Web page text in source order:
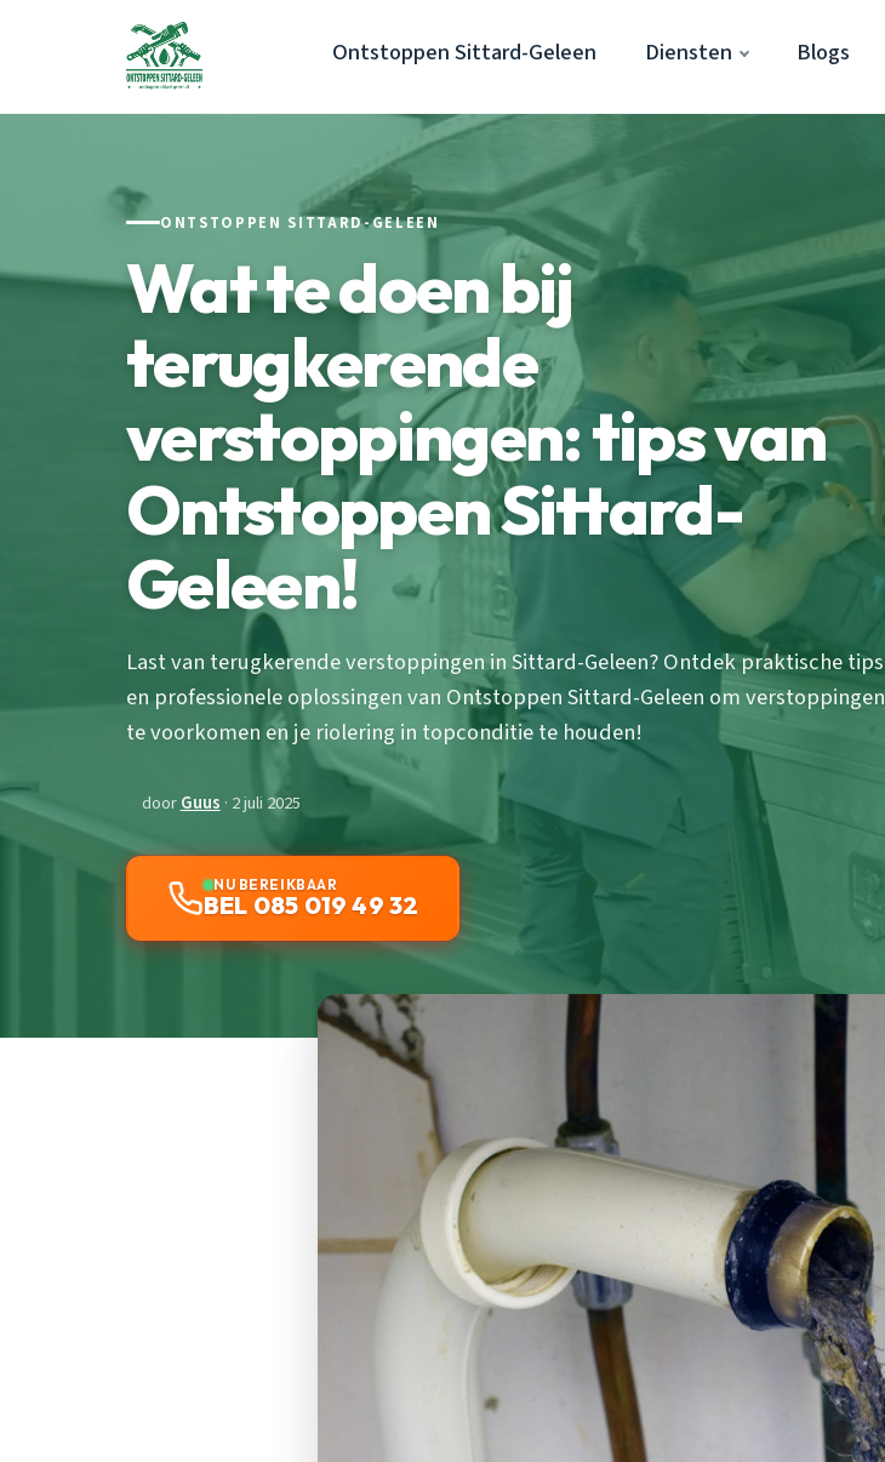
Ontstoppen Sittard-Geleen Diensten Blogs
ONTSTOPPEN SITTARD-GELEEN
Wat te doen bij
terugkerende
verstoppingen: tips van
Ontstoppen Sittard-
Geleen!
Last van terugkerende verstoppingen in Sittard-Geleen? Ontdek praktische tips
en professionele oplossingen van Ontstoppen Sittard-Geleen om verstoppingen
te voorkomen en je riolering in topconditie te houden!
doorGuus · 2 juli 2025
NU BEREIKBAAR
BEL 085 019 49 32